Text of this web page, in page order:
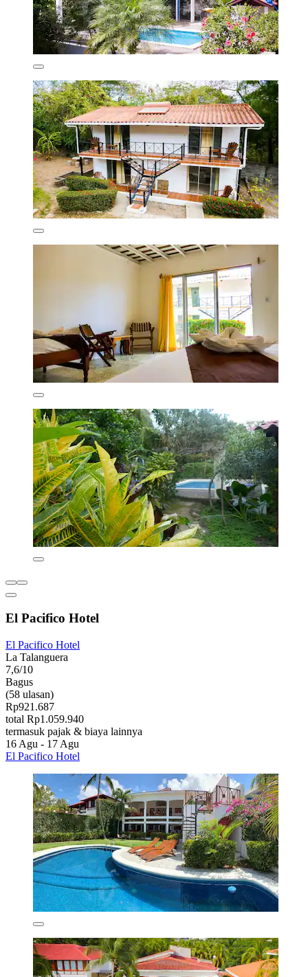
El Pacifico Hotel
El Pacifico Hotel
La Talanguera
7,6/10
Bagus
(58 ulasan)
Rp921.687
total Rp1.059.940
termasuk pajak & biaya lainnya
16 Agu - 17 Agu
El Pacifico Hotel